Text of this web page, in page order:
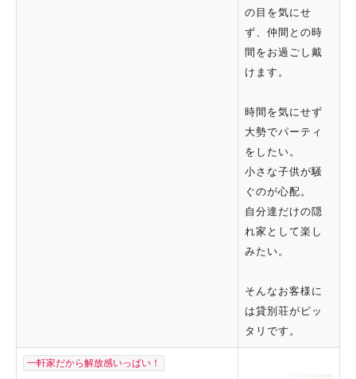
の目を気にせ
ず、仲間との時
間をお過ごし戴
けます。
時間を気にせず
大勢でパーティ
をしたい。
小さな子供が騒
ぐのが心配。
自分達だけの隠
れ家として楽し
みたい。
そんなお客様に
は貸別荘がピッ
タリです。
一軒家だから解放感いっぱい！